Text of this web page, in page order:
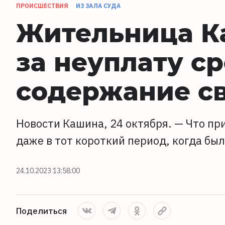
ПРОИСШЕСТВИЯ ИЗ ЗАЛА СУДА
Жительница
за неуплату
содержание
Новости Кашина, 24 октября. — Что
даже в тот короткий период, когда
24.10.2023 13:58:00
Поделиться